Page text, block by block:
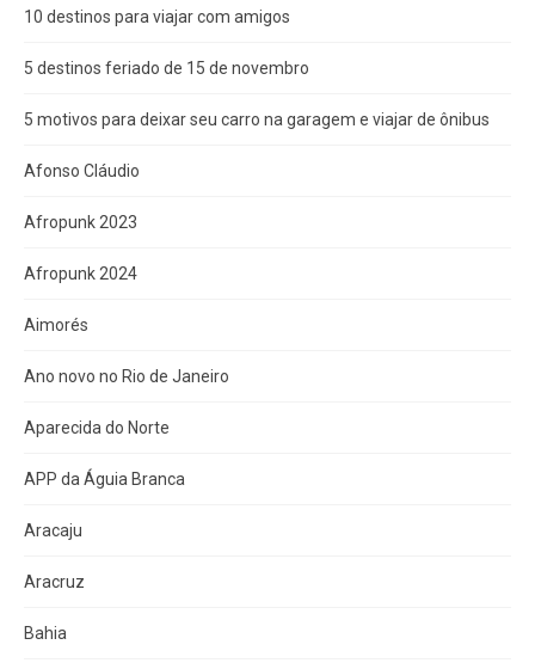
10 destinos para viajar com amigos
5 destinos feriado de 15 de novembro
5 motivos para deixar seu carro na garagem e viajar de ônibus
Afonso Cláudio
Afropunk 2023
Afropunk 2024
Aimorés
Ano novo no Rio de Janeiro
Aparecida do Norte
APP da Águia Branca
Aracaju
Aracruz
Bahia